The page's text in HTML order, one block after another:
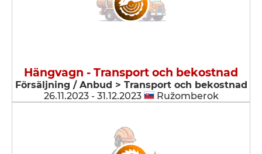
Hängvagn - Transport och bekostnad
Försäljning / Anbud > Transport och bekostnad
26.11.2023 - 31.12.2023
Ružomberok